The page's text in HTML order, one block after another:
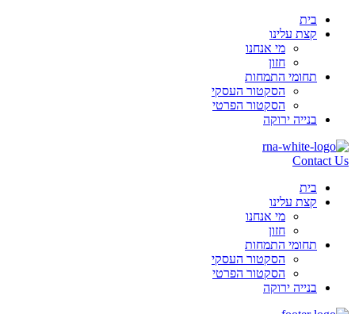
בית
קצת עלינו
מי אנחנו
חזון
תחומי התמחות
הסקטור העסקי
הסקטור הפרטי
בנייה ירוקה
Contact Us
בית
קצת עלינו
מי אנחנו
חזון
תחומי התמחות
הסקטור העסקי
הסקטור הפרטי
בנייה ירוקה